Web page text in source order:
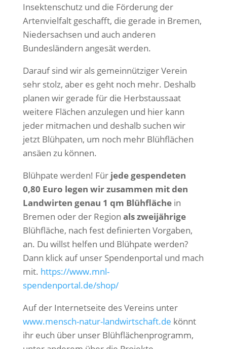
Insektenschutz und die Förderung der
Artenvielfalt geschafft, die gerade in Bremen,
Niedersachsen und auch anderen
Bundesländern angesät werden.
Darauf sind wir als gemeinnütziger Verein
sehr stolz, aber es geht noch mehr. Deshalb
planen wir gerade für die Herbstaussaat
weitere Flächen anzulegen und hier kann
jeder mitmachen und deshalb suchen wir
jetzt Blühpaten, um noch mehr Blühflächen
ansäen zu können.
Blühpate werden! Für jede gespendeten
0,80 Euro legen wir zusammen mit den
Landwirten genau 1 qm Blühfläche in
Bremen oder der Region als zweijährige
Blühfläche, nach fest definierten Vorgaben,
an. Du willst helfen und Blühpate werden?
Dann klick auf unser Spendenportal und mach
mit. https://www.mnl-
spendenportal.de/shop/
Auf der Internetseite des Vereins unter
www.mensch-natur-landwirtschaft.de könnt
ihr euch über unser Blühflächenprogramm,